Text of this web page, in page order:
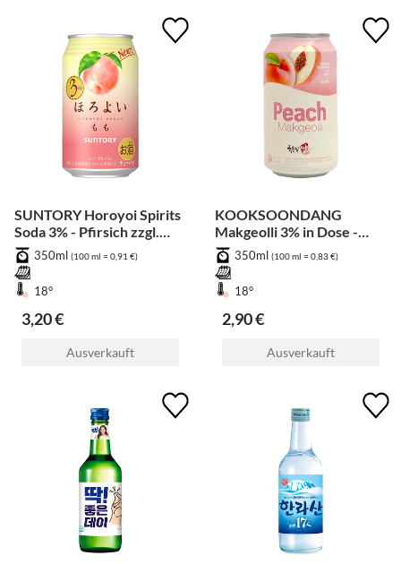
SUNTORY Horoyoi Spirits
Soda 3% - Pfirsich zzgl.
Pfand350ml (100 ml = 0,91 €)
18°
3,20 €
Ausverkauft
KOOKSOONDANG
Makgeolli 3% in Dose -
Pfirsich
350ml (100 ml = 0,83 €)
18°
2,90 €
Ausverkauft